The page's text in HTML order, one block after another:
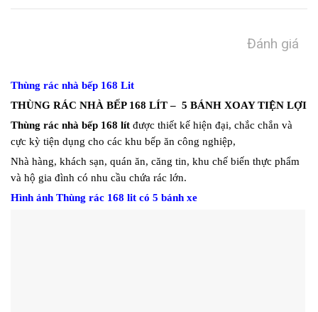
Đánh giá
Thùng rác nhà bếp 168 Lit
THÙNG RÁC NHÀ BẾP 168 LÍT – 5 BÁNH XOAY TIỆN LỢI
Thùng rác nhà bếp 168 lít được thiết kế hiện đại, chắc chắn và
cực kỳ tiện dụng cho các khu bếp ăn công nghiệp,
Nhà hàng, khách sạn, quán ăn, căng tin, khu chế biến thực phẩm
và hộ gia đình có nhu cầu chứa rác lớn.
Hình ảnh Thùng rác 168 lit có 5 bánh xe